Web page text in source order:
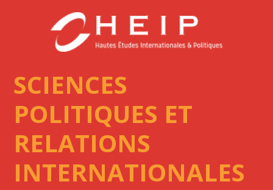
SCIENCES
POLITIQUES ET
RELATIONS
INTERNATIONALES